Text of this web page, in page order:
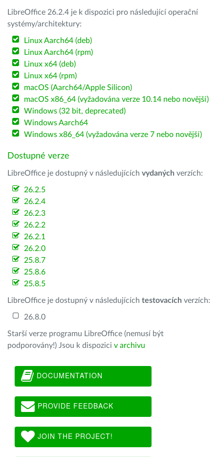
LibreOffice 26.2.4 je k dispozici pro následující operační
systémy/architektury:
Linux Aarch64 (deb)
Linux Aarch64 (rpm)
Linux x64 (deb)
Linux x64 (rpm)
macOS (Aarch64/Apple Silicon)
macOS x86_64 (vyžadována verze 10.14 nebo novější)
Windows (32 bit, deprecated)
Windows Aarch64
Windows x86_64 (vyžadována verze 7 nebo novější)
Dostupné verze
LibreOffice je dostupný v následujících vydaných verzích:
26.2.5
26.2.4
26.2.3
26.2.2
26.2.1
26.2.0
25.8.7
25.8.6
25.8.5
LibreOffice je dostupný v následujících testovacích verzích:
26.8.0
Starší verze programu LibreOffice (nemusí být
podporovány!) Jsou k dispozici v archivu
DOCUMENTATION
PROVIDE FEEDBACK
JOIN THE PROJECT!